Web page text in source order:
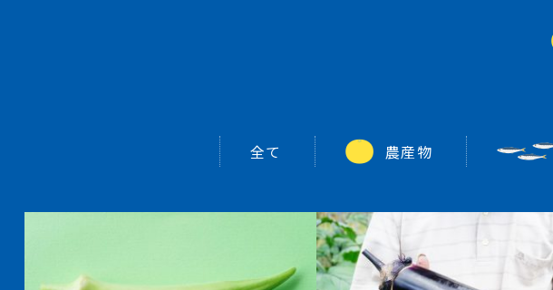
全て 農産物